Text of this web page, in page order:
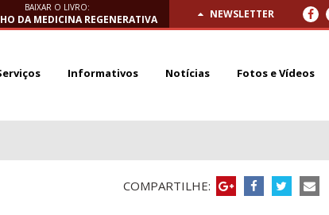
BAIXAR O LIVRO:
DA MEDICINA REGENERATIVA NEWSLETTER
Informativos Notícias Fotos e Vídeos
COMPARTILHE: